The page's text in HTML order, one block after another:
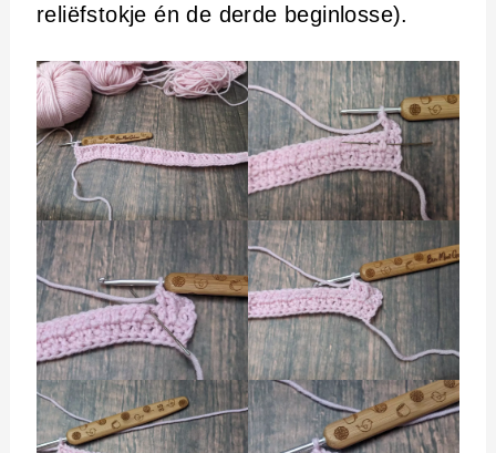
reliëfstokje én de derde beginlosse).